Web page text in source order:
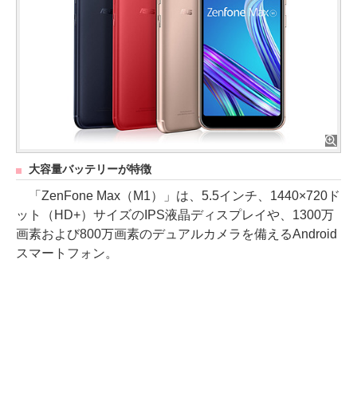
大容量バッテリーが特徴
「ZenFone Max（M1）」は、5.5インチ、1440×720ド
ット（HD+）サイズのIPS液晶ディスプレイや、1300万
画素および800万画素のデュアルカメラを備えるAndroid
スマートフォン。